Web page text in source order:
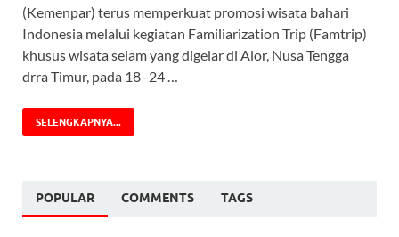
(Kemenpar) terus memperkuat promosi wisata bahari
Indonesia melalui kegiatan Familiarization Trip (Famtrip)
khusus wisata selam yang digelar di Alor, Nusa Tengga
drra Timur, pada 18–24 …
SELENGKAPNYA...
POPULAR COMMENTS TAGS